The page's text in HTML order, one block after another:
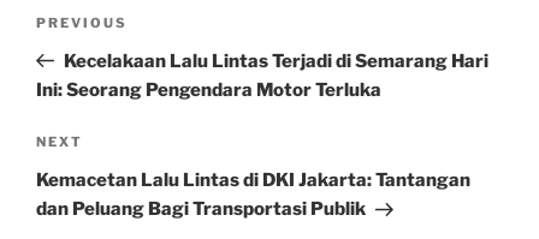
Previous
Post
PREVIOUS
Kecelakaan Lalu Lintas Terjadi di Semarang Hari
Ini: Seorang Pengendara Motor Terluka
Next
Post
NEXT
Kemacetan Lalu Lintas di DKI Jakarta: Tantangan
dan Peluang Bagi Transportasi Publik